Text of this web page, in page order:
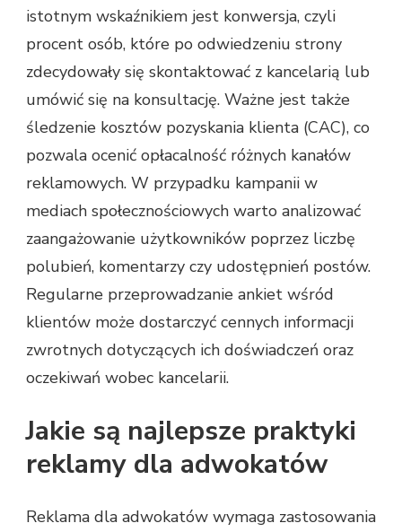
istotnym wskaźnikiem jest konwersja, czyli
procent osób, które po odwiedzeniu strony
zdecydowały się skontaktować z kancelarią lub
umówić się na konsultację. Ważne jest także
śledzenie kosztów pozyskania klienta (CAC), co
pozwala ocenić opłacalność różnych kanałów
reklamowych. W przypadku kampanii w
mediach społecznościowych warto analizować
zaangażowanie użytkowników poprzez liczbę
polubień, komentarzy czy udostępnień postów.
Regularne przeprowadzanie ankiet wśród
klientów może dostarczyć cennych informacji
zwrotnych dotyczących ich doświadczeń oraz
oczekiwań wobec kancelarii.
Jakie są najlepsze praktyki
reklamy dla adwokatów
Reklama dla adwokatów wymaga zastosowania